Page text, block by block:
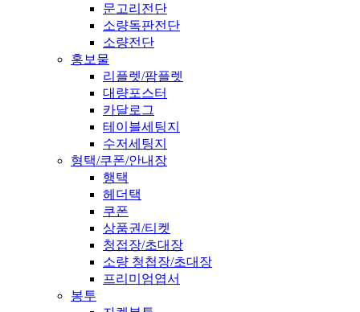
문고리전단
소량독판전단
소량전단
홍보물
리플렛/팜플렛
대량포스터
카달로그
테이블세팅지
수저세팅지
형택/쿠폰/안내장
행택
헤더택
쿠폰
상품권/티켓
청접장/초대장
소량 청첩장/초대장
프리미엄엽서
봉투